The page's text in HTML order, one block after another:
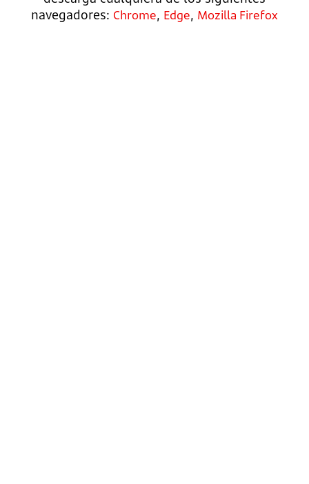
navegadores: Chrome, Edge, Mozilla Firefox